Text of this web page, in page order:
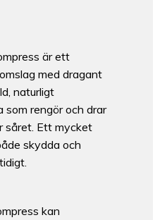
är ett
med dragant
naturligt
som rengör och drar
såret. Ett mycket
skydda och
kan